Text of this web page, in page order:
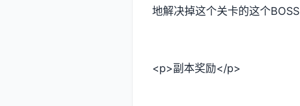
地解决掉这个关卡的这个BOSS
<p>副本奖励</p>